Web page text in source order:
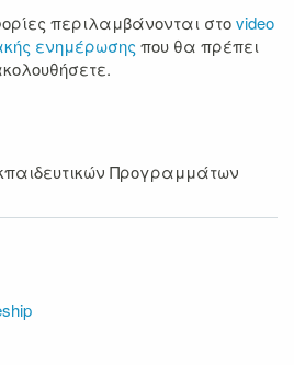
περιλαμβάνονται στοvideo
ενημέρωσης που θα πρέπει
Προγραμμάτων